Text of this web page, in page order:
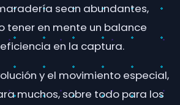
sean abundantes,
tener en mente un balance
en la captura.
y el movimiento especial,
muchos, sobre todo para los